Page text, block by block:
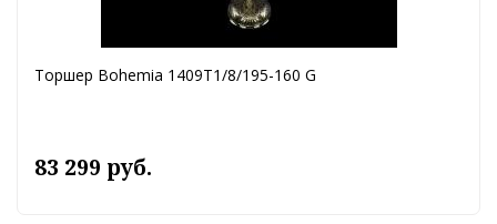
Торшер Bohemia 1409T1/8/195-160 G
83 299 руб.